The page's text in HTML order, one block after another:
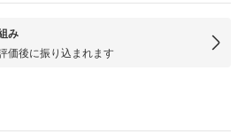
み
価後に振り込まれます